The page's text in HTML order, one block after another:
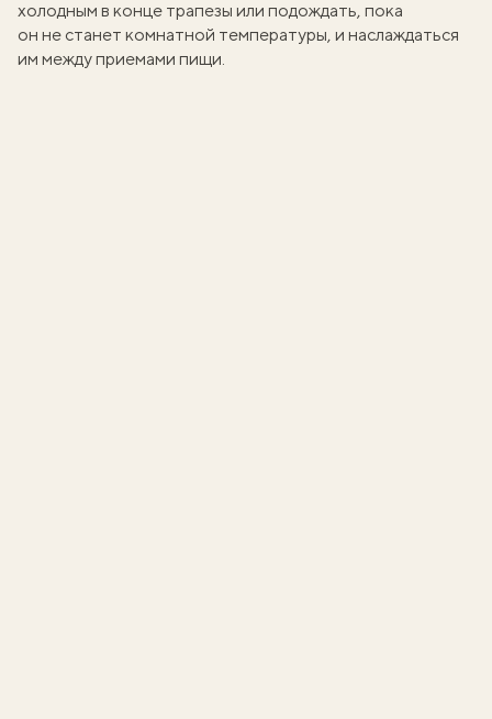
холодным в конце трапезы или подождать, пока
он не станет комнатной температуры, и наслаждаться
им между приемами пищи.